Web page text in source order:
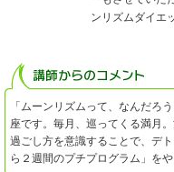
ンリズムダイエ
「ムーンリズムって、なんだろ
座です。毎月、巡ってくる満月
過ごし方を意識することで、デ
ら２週間のプチプログラム」をや